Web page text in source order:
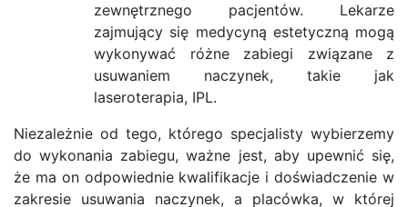
zewnętrznego pacjentów. Lekarze
zajmujący się medycyną estetyczną mogą
wykonywać różne zabiegi związane z
usuwaniem naczynek, takie jak
laseroterapia, IPL.
Niezależnie od tego, którego specjalisty wybierzemy
do wykonania zabiegu, ważne jest, aby upewnić się,
że ma on odpowiednie kwalifikacje i doświadczenie w
zakresie usuwania naczynek, a placówka, w której